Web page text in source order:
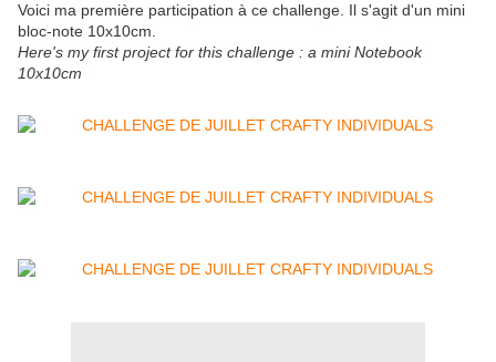
Voici ma première participation à ce challenge. Il s'agit d'un mini
bloc-note 10x10cm.
Here's my first project for this challenge : a mini Notebook
10x10cm